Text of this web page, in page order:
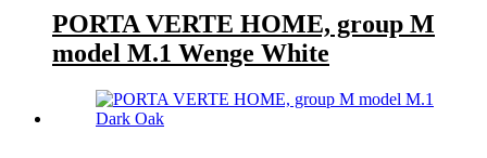
PORTA VERTE HOME, group M
model M.1 Wenge White